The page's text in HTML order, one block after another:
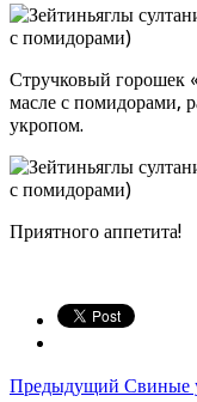
Стручковый горошек
масле с помидорами,
укропом.
Приятного аппетита!
Предыдущий Свиные